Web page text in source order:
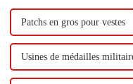
Patchs en gros pour vestes
Usines de médailles